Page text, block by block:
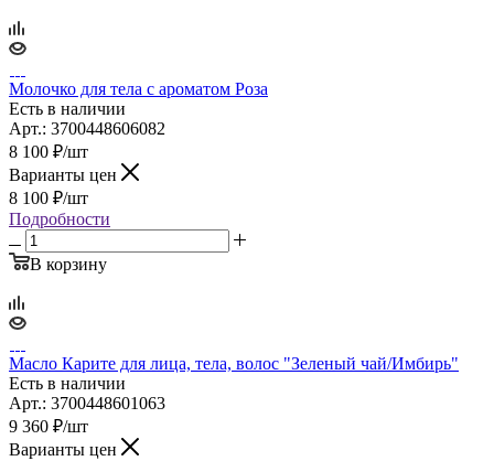
Молочко для тела с ароматом Роза
Есть в наличии
Арт.: 3700448606082
8 100 ₽/шт
Варианты цен
8 100 ₽/шт
Подробности
В корзину
Масло Карите для лица, тела, волос "Зеленый чай/Имбирь"
Есть в наличии
Арт.: 3700448601063
9 360 ₽/шт
Варианты цен